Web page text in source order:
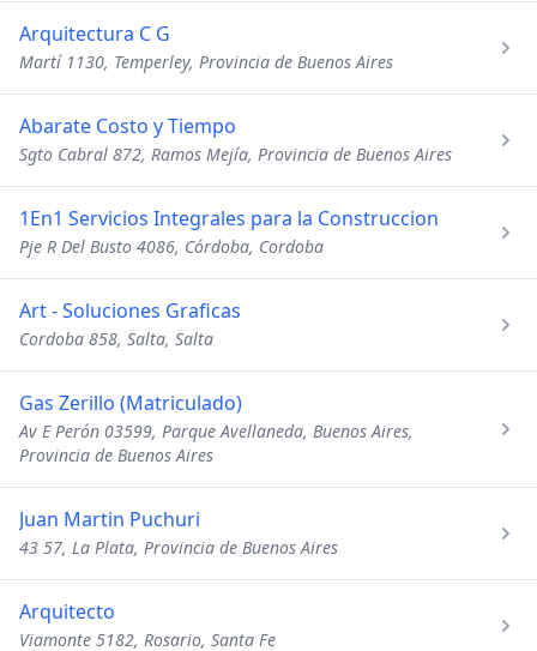
Arquitectura C G
Martí 1130, Temperley, Provincia de Buenos Aires
Abarate Costo y Tiempo
Sgto Cabral 872, Ramos Mejía, Provincia de Buenos Aires
1En1 Servicios Integrales para la Construccion
Pje R Del Busto 4086, Córdoba, Cordoba
Art - Soluciones Graficas
Cordoba 858, Salta, Salta
Gas Zerillo (Matriculado)
Av E Perón 03599, Parque Avellaneda, Buenos Aires,
Provincia de Buenos Aires
Juan Martin Puchuri
43 57, La Plata, Provincia de Buenos Aires
Arquitecto
Viamonte 5182, Rosario, Santa Fe